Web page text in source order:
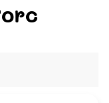
productos de